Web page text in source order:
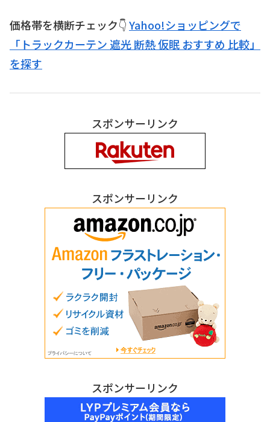
価格帯を横断チェック👇Yahoo!ショッピングで
「トラックカーテン 遮光 断熱 仮眠 おすすめ 比較」
を探す
スポンサーリンク
スポンサーリンク
スポンサーリンク